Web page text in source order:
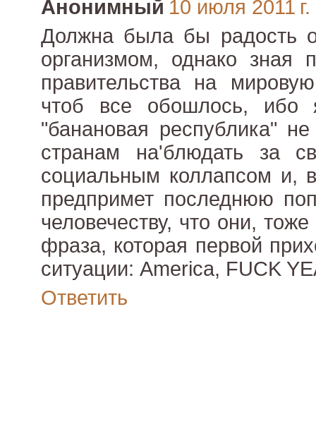
Анонимный 10 июля 2011
Должна была бы радость
организмом, однако зная
правительства на
чтоб все обошлось, ибо
"банановая республика"
странам на'блюдать за
социальным коллапсом и,
предпримет последнюю
человечеству, что они,
фраза, которая первой
ситуации: America, FUCK
Ответить